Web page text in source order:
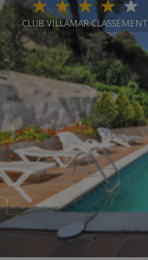
CLUB VILLAMAR CLASSEMENT